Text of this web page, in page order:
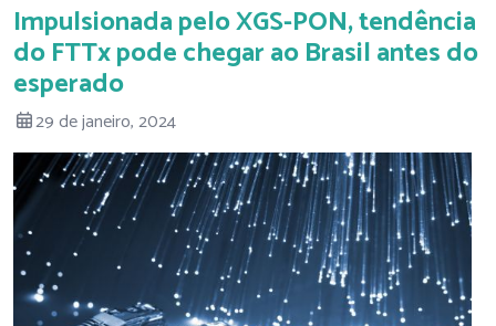
Impulsionada pelo XGS-PON, tendência
do FTTx pode chegar ao Brasil antes do
esperado
29 de janeiro, 2024